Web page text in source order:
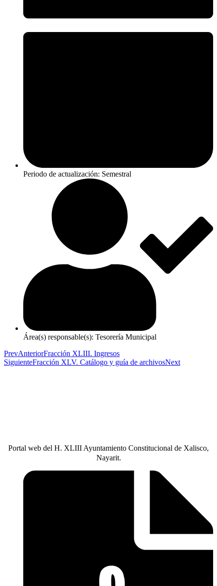
Periodo de actualización: Semestral
Área(s) responsable(s): Tesorería Municipal
PrevAnteriorFracción XLIII. Ingresos
SiguienteFracción XLV. Catálogo y guía de archivosNext
Portal web del H. XLIII Ayuntamiento Constitucional de Xalisco,
Nayarit.